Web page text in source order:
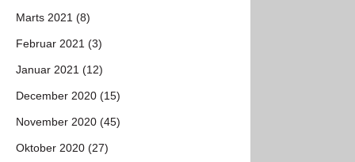
Marts 2021 (8)
Februar 2021 (3)
Januar 2021 (12)
December 2020 (15)
November 2020 (45)
Oktober 2020 (27)